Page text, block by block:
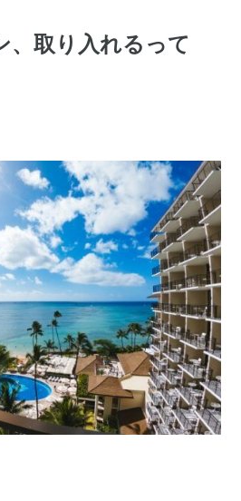
、取り入れるって